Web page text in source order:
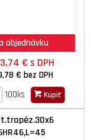
objednávku
€ s DPH
€bez DPH
100ks
Kúpiť